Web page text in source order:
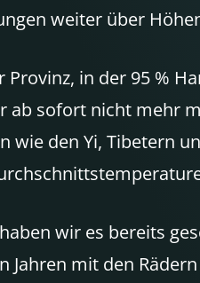
weiter über
Provinz, in der 95 %
ab sofort nicht mehr
wie den Yi, Tibetern
wir es bereits
Jahren mit den